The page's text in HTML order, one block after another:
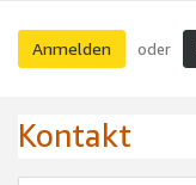
Anmelden oder
Kontakt